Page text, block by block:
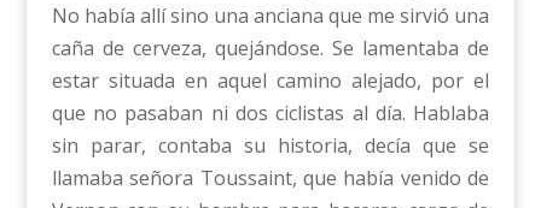
No había allí sino una anciana que me sirvió una
caña de cerveza, quejándose. Se lamentaba de
estar situada en aquel camino alejado, por el
que no pasaban ni dos ciclistas al día. Hablaba
sin parar, contaba su historia, decía que se
llamaba señora Toussaint, que había venido de